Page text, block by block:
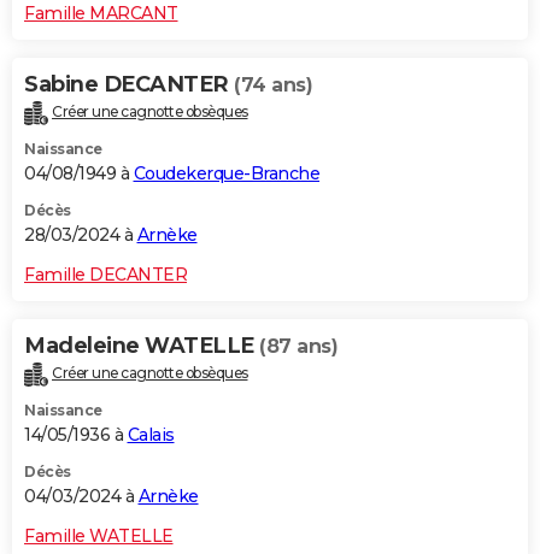
Famille MARCANT
Sabine DECANTER (74 ans)
Créer une cagnotte obsèques
Naissance
04/08/1949 à Coudekerque-Branche
Décès
28/03/2024 à Arnèke
Famille DECANTER
Madeleine WATELLE (87 ans)
Créer une cagnotte obsèques
Naissance
14/05/1936 à Calais
Décès
04/03/2024 à Arnèke
Famille WATELLE